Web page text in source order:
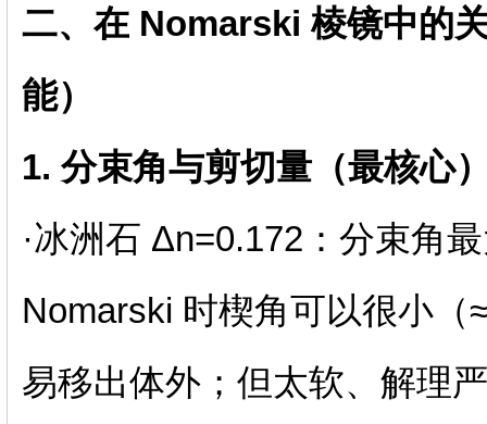
二、在 Nomarski 棱镜中的
能）
1. 分束角与剪切量（最核心
·冰洲石 Δn=0.172：分束角
Nomarski 时楔角可以很小（
易移出体外；但太软、解理